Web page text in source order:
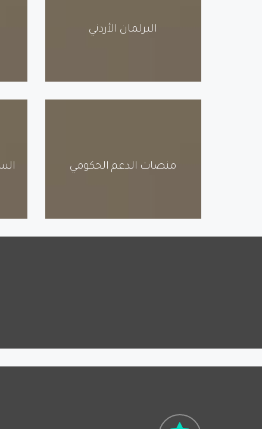
البرلمان الأردني
منصات الدعم الحكومي